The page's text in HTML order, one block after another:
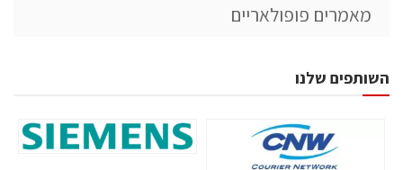
מאמרים פופולאריים
השותפים שלנו